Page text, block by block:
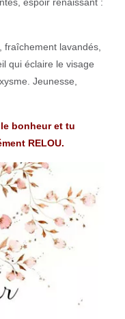
fraîchement lavandés,
qui éclaire le visage
Jeunesse,
bonheur et tu
RELOU.